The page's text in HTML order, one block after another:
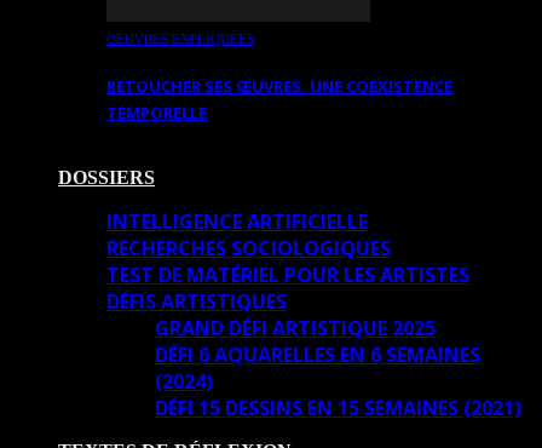
OEUVRES EXPLIQUÉES
RETOUCHER SES ŒUVRES. UNE COEXISTENCE
TEMPORELLE
DOSSIERS
INTELLIGENCE ARTIFICIELLE
RECHERCHES SOCIOLOGIQUES
TEST DE MATÉRIEL POUR LES ARTISTES
DÉFIS ARTISTIQUES
GRAND DÉFI ARTISTIQUE 2025
DÉFI 6 AQUARELLES EN 6 SEMAINES
(2024)
DÉFI 15 DESSINS EN 15 SEMAINES (2021)